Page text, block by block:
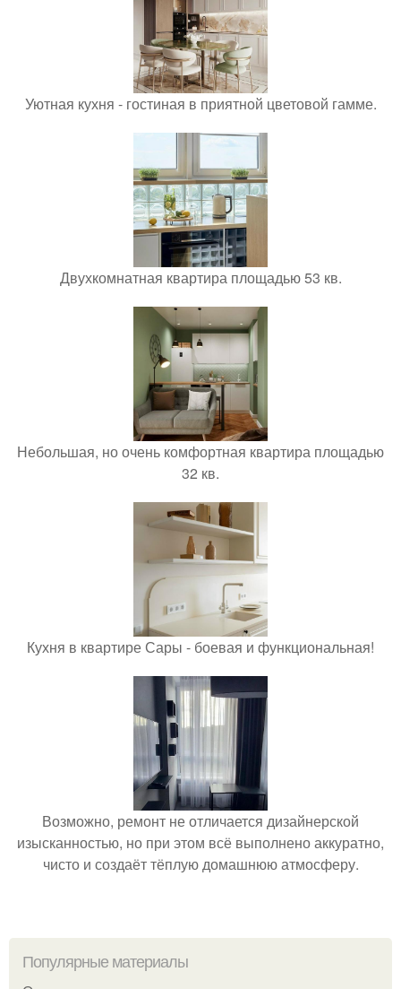
Уютная кухня - гостиная в приятной цветовой гамме.
Двухкомнатная квартира площадью 53 кв.
Небольшая, но очень комфортная квартира площадью
32 кв.
Кухня в квартире Сары - боевая и функциональная!
Возможно, ремонт не отличается дизайнерской
изысканностью, но при этом всё выполнено аккуратно,
чисто и создаёт тёплую домашнюю атмосферу.
Популярные материалы